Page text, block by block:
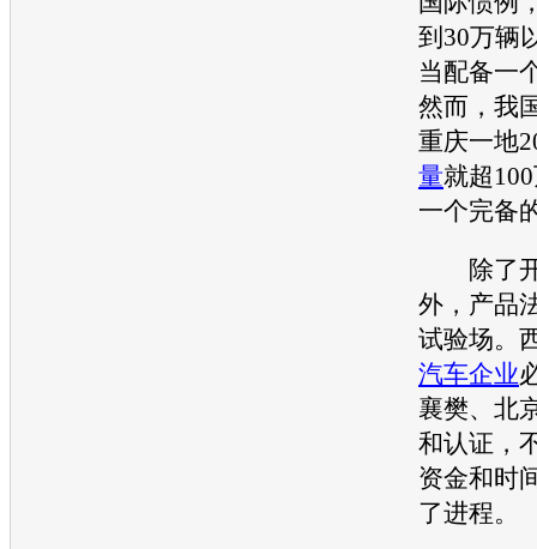
到30万辆
当配备一
然而，我
重庆一地
量就超
一个完备
除了开
外，产品
试验场。
汽车企业
襄樊、北
和认证，
资金和时
了进程。